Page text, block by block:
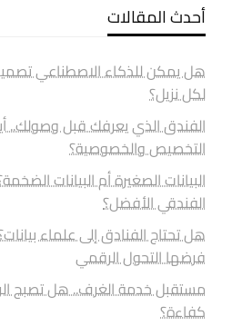
أحدث المقالات
هل يمكن للذكاء الاصطناعي
لكل نزيل؟
الفندق الذي يعرفك قبل وصولك..
التخصيص والخصوصية؟
البيانات الصغيرة أم البيانات
الفندقي الأفضل؟
هل تحتاج الفنادق إلى علماء
فرضها التحول الرقمي
مستقبل خدمة الغرف.. هل تصبح
كفاءة؟